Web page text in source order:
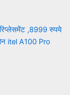
,8999 रुपये
itel A100 Pro